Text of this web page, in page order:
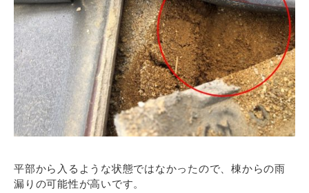
平部から入るような状態ではなかったので、棟からの雨
漏りの可能性が高いです。